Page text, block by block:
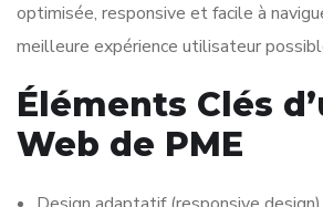
optimisée, responsive et facile à
meilleure expérience utilisateur
Éléments Clés
Web de PME